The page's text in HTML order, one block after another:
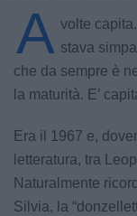
A volte
stava
che da sempre è
la maturità. E’
Era il 1967 e,
letteratura, tra
Naturalmente
Silvia, la